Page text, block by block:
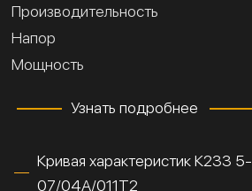
Производительность
Напор
Мощность
Узнать подробнее
Кривая характеристик К233 5-
07/04А/011Т2